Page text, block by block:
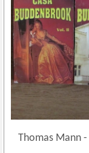
Thomas Mann-